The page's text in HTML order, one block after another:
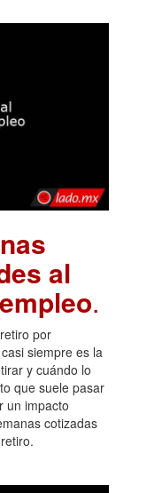
al
.
por
siempre es la
y cuándo lo
que suele pasar
un impacto
cotizadas